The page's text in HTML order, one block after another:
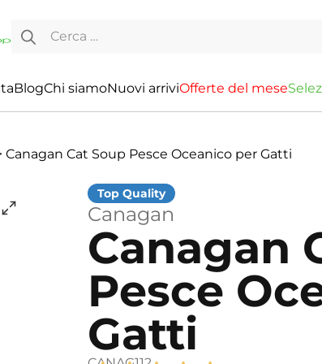
Ricerca per:
BlogChi siamoNuovi arriviOfferte del meseSelez
Canagan Cat Soup Pesce Oceanico per Gatti
Canagan
Canagan
Pesce
Gatti